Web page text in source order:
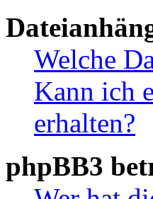
Welche
Kann ich
erhalten?
phpBB3